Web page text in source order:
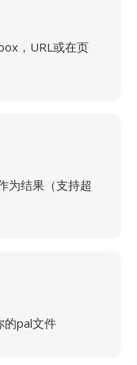
，URL或在页
为结果（支持超
的pal文件